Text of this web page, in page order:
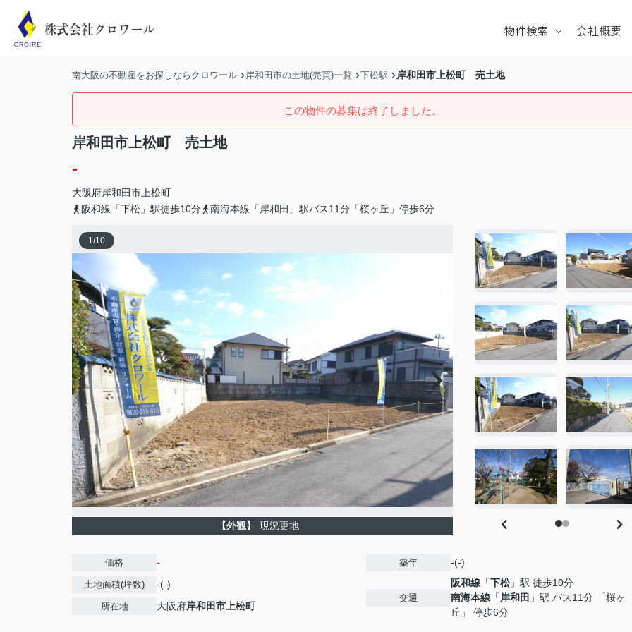
物件検索
マンション
土地
会社概要
南大阪の不動産をお探しならクロワール 岸和田市の土地(売買)一覧 下松駅 岸和田市上松町 売土地
この物件の募集は終了しました。
岸和田市上松町 売土地
-
大阪府岸和田市 上松町
阪和線「下松」駅徒歩10分
南海本線「岸和田」駅バス11分「桜ヶ丘」停歩6分
1/10
【外観】 現況更地
価格 -
土地面積(坪数) -(-)
所在地 大阪府岸和田市 上松町
築年 -(-)
交通
阪和線 「下松」駅 徒歩10分
南海本線 「 岸和田 」駅 バス11分 「桜ヶ
丘」 停歩6分